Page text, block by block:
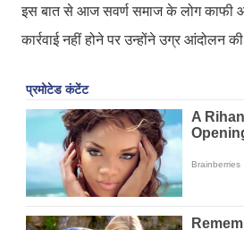
इस बात से आज सवर्ण समाज के लोग काफी
कार्रवाई नहीं होने पर उन्होंने उग्र आंदोलन